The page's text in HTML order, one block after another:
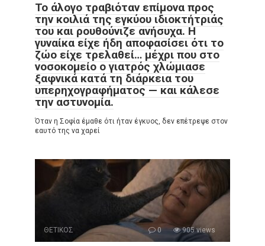
Το άλογο τραβιόταν επίμονα προς
την κοιλιά της εγκύου ιδιοκτήτριάς
του και ρουθούνιζε ανήσυχα. Η
γυναίκα είχε ήδη αποφασίσει ότι το
ζώο είχε τρελαθεί… μέχρι που στο
νοσοκομείο ο γιατρός χλώμιασε
ξαφνικά κατά τη διάρκεια του
υπερηχογραφήματος — και κάλεσε
την αστυνομία.
Όταν η Σοφία έμαθε ότι ήταν έγκυος, δεν επέτρεψε στον
εαυτό της να χαρεί
ΘΕΤΙΚΟΣ 0 905 views